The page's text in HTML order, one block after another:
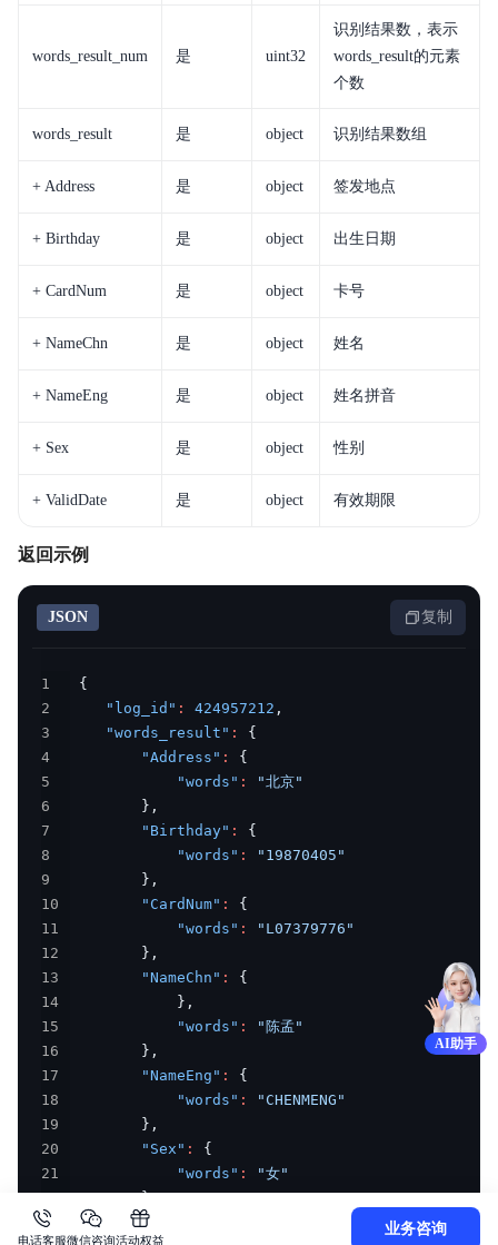
words_result_num 是 uint32
识别结果数，表示
words_result的元素
个数
words_result 是 object 识别结果数组
+ Address 是 object 签发地点
+ Birthday 是 object 出生日期
+ CardNum 是 object 卡号
+ NameChn 是 object 姓名
+ NameEng 是 object 姓名拼音
+ Sex 是 object 性别
+ ValidDate 是 object 有效期限
返回示例
JSON 复制
1
{
2
"log_id" : 424957212 ,
3
"words_result" :
{
4
"Address" :
{
5
"words" :
"北京"
6
} ,
7
"Birthday" :
{
8
"words" :
"19870405"
9
} ,
10
"CardNum" :
{
11
"words" :
"L07379776"
12
} ,
13
"NameChn" :
{
14
} ,
15
"words" :
"陈孟"
16
} ,
17
"NameEng" :
{
18
"words" :
"CHENMENG"
19
} ,
20
"Sex" :
{
21
"words" :
"女"
22
},
23
"ValidDate"
AI助手
电话客服微信咨询活动权益
业务咨询